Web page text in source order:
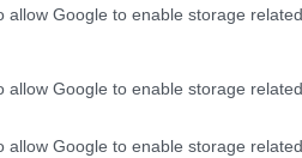
allow Google to enable storage
allow Google to enable storage
allow Google to enable storage